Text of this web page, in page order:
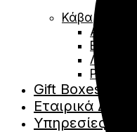
Κάβα
Αφρώδες
Ερυθρά
Λευκά
Ροζέ
Gift Boxes
Εταιρικά Δώρα
Υπηρεσίες